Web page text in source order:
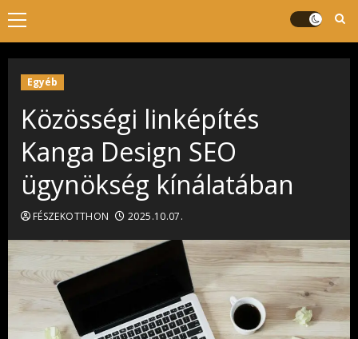
Primary
Menu
Egyéb
Közösségi linképítés
Kanga Design SEO
ügynökség kínálatában
FÉSZEKOTTHON 2025.10.07.